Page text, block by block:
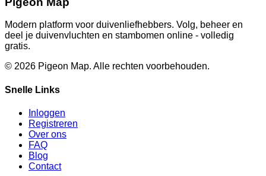
Modern platform voor duivenliefhebbers. Volg, beheer en
deel je duivenvluchten en stambomen online - volledig
gratis.
© 2026 Pigeon Map. Alle rechten voorbehouden.
Snelle Links
Inloggen
Registreren
Over ons
FAQ
Blog
Contact